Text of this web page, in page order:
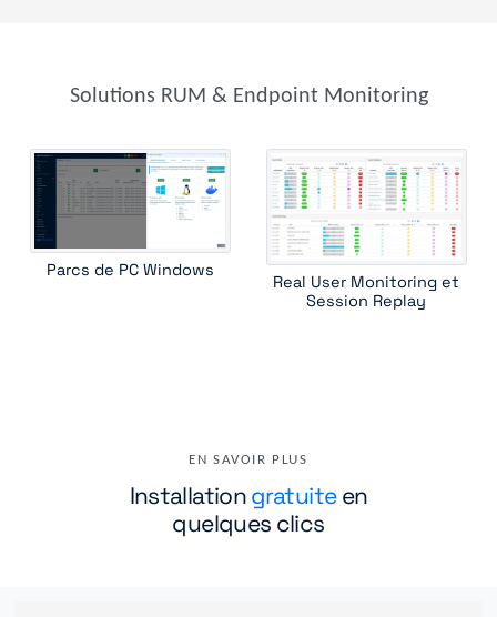
Solutions RUM & Endpoint Monitoring
Parcs de PC Windows
Real User Monitoring et
Session Replay
EN SAVOIR PLUS
Installationgratuiteen
quelques clics